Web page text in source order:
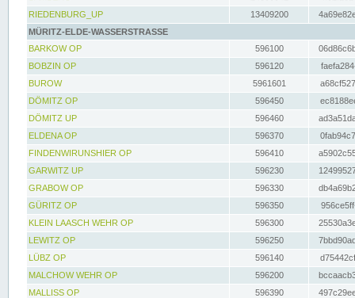
RIEDENBURG_UP
13409200
MÜRITZ-ELDE-WASSERSTRASSE
BARKOW OP
596100
BOBZIN OP
596120
BUROW
5961601
DÖMITZ OP
596450
DÖMITZ UP
596460
ELDENA OP
596370
FINDENWIRUNSHIER OP
596410
GARWITZ UP
596230
GRABOW OP
596330
GÜRITZ OP
596350
KLEIN LAASCH WEHR OP
596300
LEWITZ OP
596250
LÜBZ OP
596140
MALCHOW WEHR OP
596200
MALLISS OP
596390